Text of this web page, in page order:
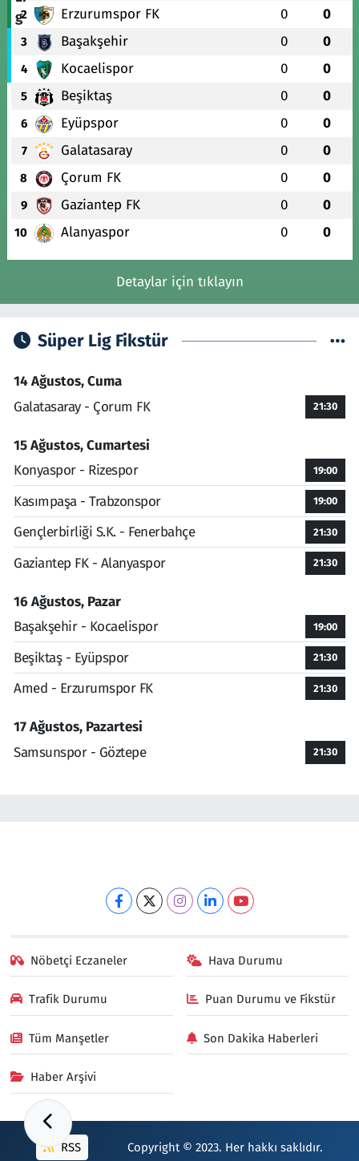
2 Erzurumspor FK 0 0
3 Başakşehir 0 0
4 Kocaelispor 0 0
5 Beşiktaş 0 0
6 Eyüpspor 0 0
7 Galatasaray 0 0
8 Çorum FK 0 0
9 Gaziantep FK 0 0
10 Alanyaspor 0 0
Detaylar için tıklayın
Süper Lig Fikstür
14 Ağustos, Cuma
Galatasaray - Çorum FK
21:30
15 Ağustos, Cumartesi
Konyaspor - Rizespor
19:00
Kasımpaşa - Trabzonspor 19:00
Gençlerbirliği S.K. - Fenerbahçe 21:30
Gaziantep FK - Alanyaspor 21:30
16 Ağustos, Pazar
Başakşehir - Kocaelispor
19:00
Beşiktaş - Eyüpspor 21:30
Amed - Erzurumspor FK 21:30
17 Ağustos, Pazartesi
Samsunspor - Göztepe
21:30
Nöbetçi Eczaneler Hava Durumu
Trafik Durumu Puan Durumu ve Fikstür
Tüm Manşetler Son Dakika Haberleri
Haber Arşivi
RSS Copyright © 2023. Her hakkı saklıdır.